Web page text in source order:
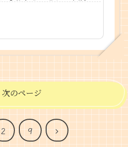
次のページ
2 9
次